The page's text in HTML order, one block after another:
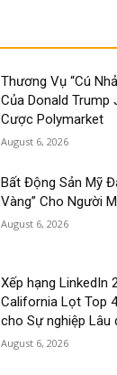
Thương Vụ “Cú
Của Donald Trump
Cược Polymarket
August 6, 2026
Bất Động Sản Mỹ
Vàng” Cho Người
August 6, 2026
Xếp hạng LinkedIn
California Lọt Top
cho Sự nghiệp Lâu
August 6, 2026